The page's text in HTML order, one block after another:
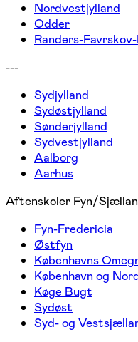
Nordvestjylland
Odder
Randers-
---
Sydjylland
Sydøstjylland
Sønderjylland
Sydvestjylland
Aalborg
Aarhus
Aftenskoler Fyn/
Fyn-Fredericia
Østfyn
Københavns
København og
Køge Bugt
Sydøst
Syd- og